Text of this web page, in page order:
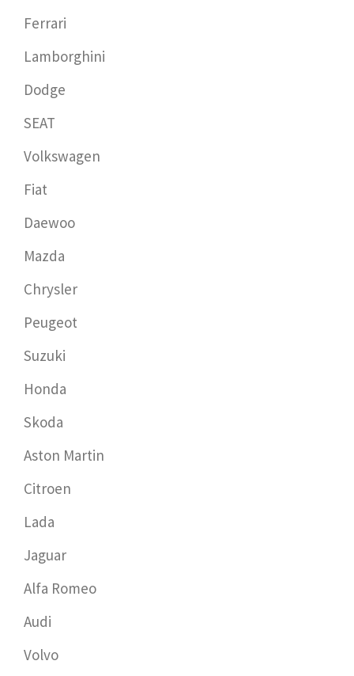
Ferrari
Lamborghini
Dodge
SEAT
Volkswagen
Fiat
Daewoo
Mazda
Chrysler
Peugeot
Suzuki
Honda
Skoda
Aston Martin
Citroen
Lada
Jaguar
Alfa Romeo
Audi
Volvo